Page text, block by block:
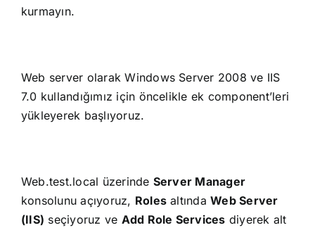
kurmayın.
Web server olarak Windows Server 2008 ve IIS
7.0 kullandığımız için öncelikle ek component’leri
yükleyerek başlıyoruz.
Web.test.local üzerinde Server Manager
konsolunu açıyoruz, Roles altındaWeb Server
(IIS) seçiyoruz ve Add Role Services diyerek alt